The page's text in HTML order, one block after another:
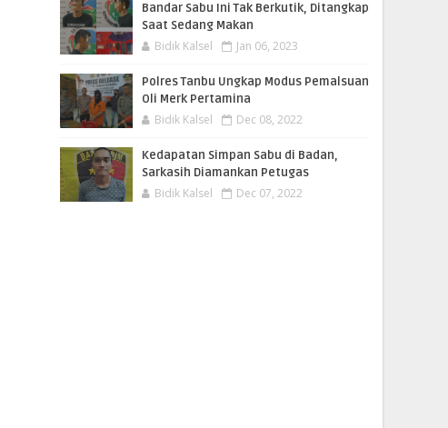
Bandar Sabu Ini Tak Berkutik, Ditangkap
Saat Sedang Makan
Bidik Kalsel Jan 06, 2023
Polres Tanbu Ungkap Modus Pemalsuan
Oli Merk Pertamina
Bidik Kalsel Dec 08, 2022
Kedapatan Simpan Sabu di Badan,
Sarkasih Diamankan Petugas
Bidik Kalsel Dec 07, 2022